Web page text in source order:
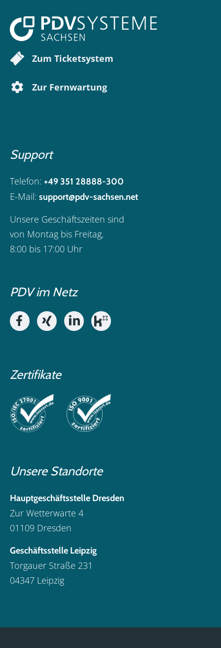
Zum Ticketsystem
Zur Fernwartung
Support
Telefon: +49 351 28888-300
E-Mail: support@pdv-sachsen.net
Unsere Geschäftszeiten sind
von Montag bis Freitag,
8:00 bis 17:00 Uhr
PDV im Netz
Zertifikate
Unsere Standorte
Hauptgeschäftsstelle Dresden
Zur Wetterwarte 4
01109 Dresden
Geschäftsstelle Leipzig
Torgauer Straße 231
04347 Leipzig